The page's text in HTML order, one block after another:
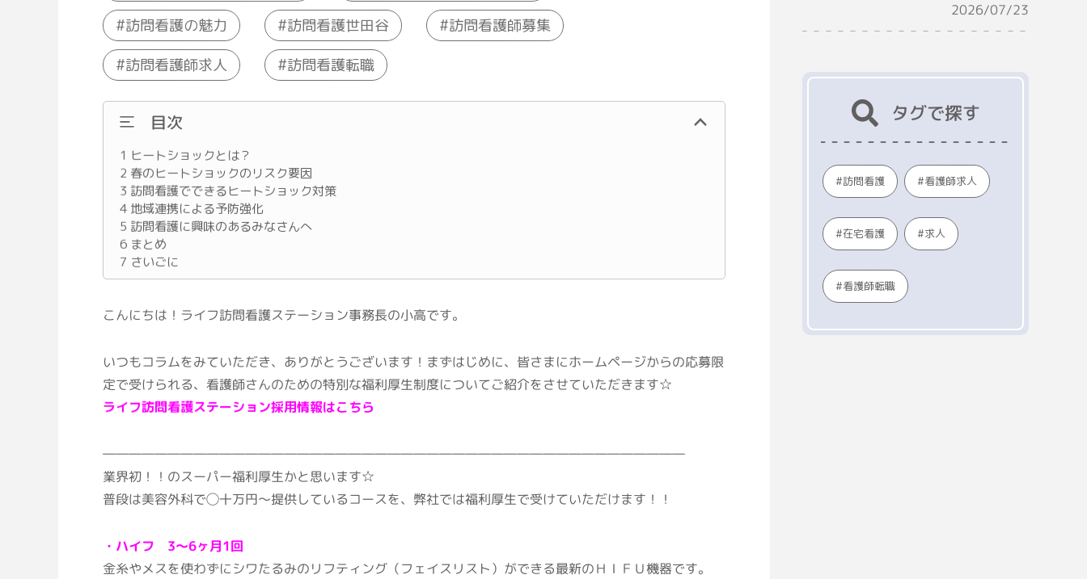
訪問看護の魅力 訪問看護世田谷
訪問看護師募集
訪問看護師求人
訪問看護転職
目次
1 ヒートショックとは？
2 春のヒートショックのリスク要因
3 訪問看護でできるヒートショック対策
4地域連携による予防強化
5 訪問看護に興味のあるみなさんへ
6まとめ
7 さいごに
こんにちは！ライフ訪問看護ステーション事務長の小高です。
いつもコラムをみていただき、ありがとうございます！まずはじめに、皆さまにホームページからの応募限
定で受けられる、看護師さんのための特別な福利厚生制度についてご紹介をさせていただきます☆
ライフ訪問看護ステーション採用情報はこちら
―――――――――――――――――――――――――――――――――――――――――――――
業界初！！のスーパー福利厚生かと思います☆
普段は美容外科で◯十万円〜提供しているコースを、弊社では福利厚生で受けていただけます！！
・ハイフ 3～6ヶ月1回
金糸やメスを使わずにシワたるみのリフティング（フェイスリスト）ができる最新のＨＩＦＵ機器です。
2026/07/23
タグで探す
訪問看護 看護師求人
在宅看護 求人
看護師転職